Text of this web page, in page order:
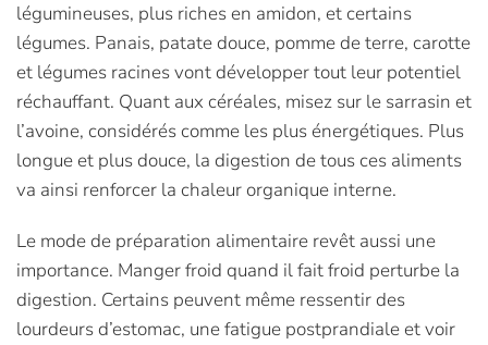
légumineuses, plus riches en amidon, et certains
légumes. Panais, patate douce, pomme de terre, carotte
et légumes racines vont développer tout leur potentiel
réchauffant. Quant aux céréales, misez sur le sarrasin et
l’avoine, considérés comme les plus énergétiques. Plus
longue et plus douce, la digestion de tous ces aliments
va ainsi renforcer la chaleur organique interne.
Le mode de préparation alimentaire revêt aussi une
importance. Manger froid quand il fait froid perturbe la
digestion. Certains peuvent même ressentir des
lourdeurs d’estomac, une fatigue postprandiale et voir